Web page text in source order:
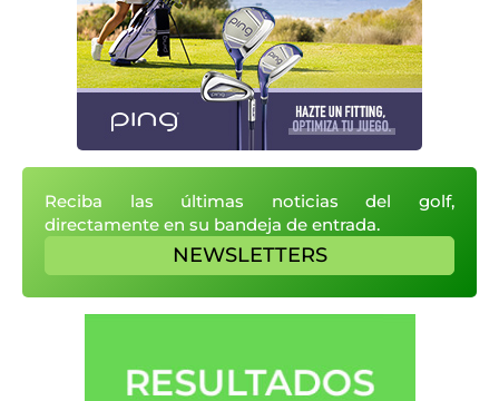
Reciba las últimas noticias del golf,
directamente en su bandeja de entrada.
NEWSLETTERS